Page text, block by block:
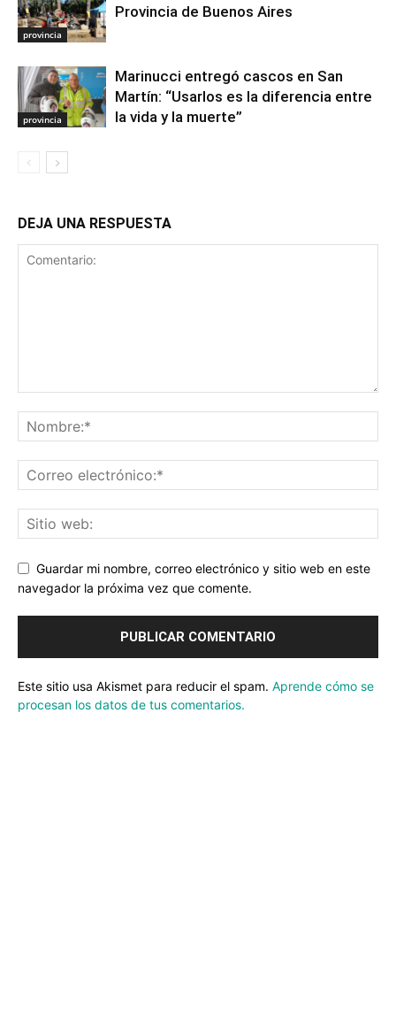
provincia
Provincia de Buenos Aires
provincia
Marinucci entregó cascos en San
Martín: “Usarlos es la diferencia entre
la vida y la muerte”
DEJA UNA RESPUESTA
Guardar mi nombre, correo electrónico y sitio web en este
navegador la próxima vez que comente.
Este sitio usa Akismet para reducir el spam. Aprende cómo se
procesan los datos de tus comentarios.